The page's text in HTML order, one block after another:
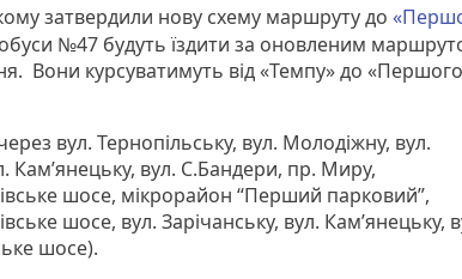
затвердили нову схему маршруту до
№47 будуть їздити за оновленим
Вони курсуватимуть від «Темпу» до «Першого
вул. Тернопільську, вул. Молодіжну, вул.
Кам’янецьку, вул. С.Бандери, пр. Миру,
шосе, мікрорайон “Перший парковий”,
шосе, вул. Зарічанську, вул. Кам’янецьку,
шосе).